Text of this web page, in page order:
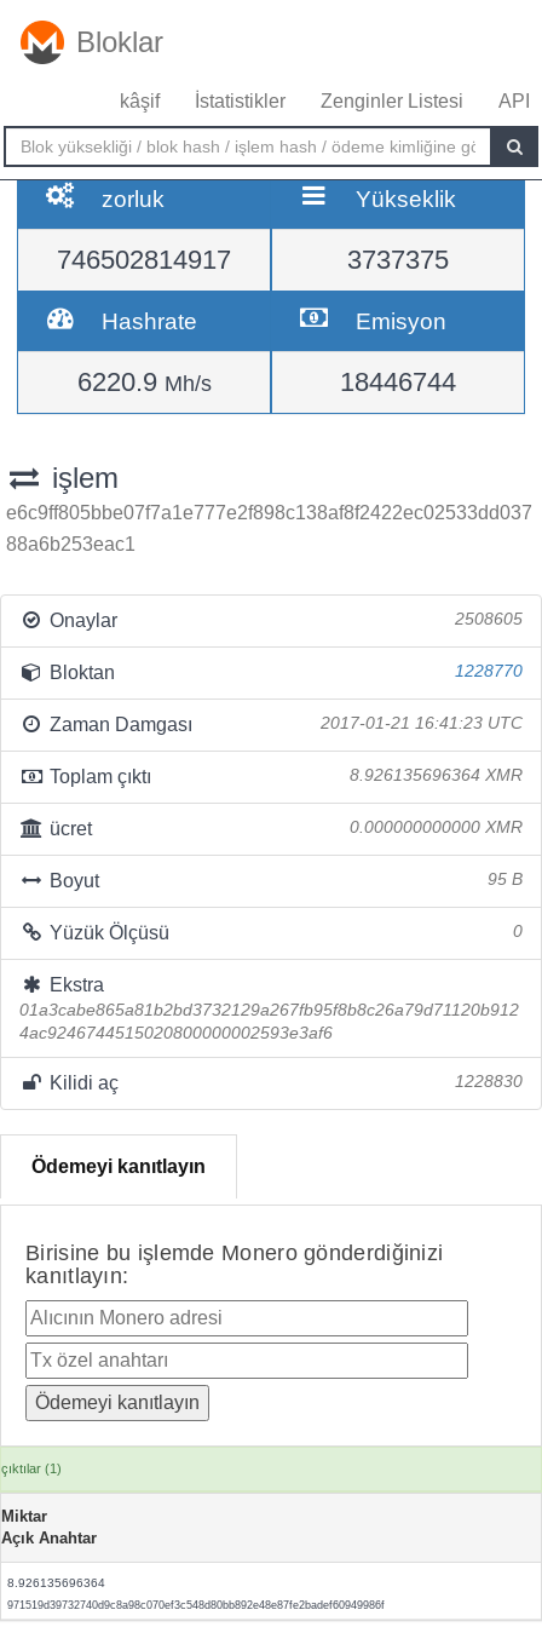
Bloklar
kâşif İstatistikler Zenginler Listesi API
zorluk
746502814917
Yükseklik
3737375
Hashrate
6220.9 Mh/s
Emisyon
18446744
işlem
e6c9ff805bbe07f7a1e777e2f898c138af8f2422ec02533dd037
88a6b253eac1
Onaylar 2508605
Bloktan 1228770
Zaman Damgası 2017-01-21 16:41:23 UTC
Toplam çıktı 8.926135696364 XMR
ücret 0.000000000000 XMR
Boyut 95 B
Yüzük Ölçüsü 0
Ekstra
01a3cabe865a81b2bd3732129a267fb95f8b8c26a79d71120b912
4ac9246744515020800000002593e3af6
Kilidi aç 1228830
Ödemeyi kanıtlayın
Birisine bu işlemde Monero gönderdiğinizi
kanıtlayın:
çıktılar (1)
Miktar
Açık Anahtar
8.926135696364
971519d39732740d9c8a98c070ef3c548d80bb892e48e87fe2badef60949986f